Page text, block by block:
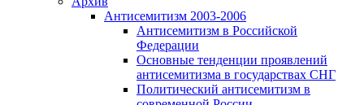
Антисемитизм 2003-2006
Антисемитизм в Российской
Федерации
Основные тенденции проявлений
антисемитизма в государствах СНГ
Политический антисемитизм в